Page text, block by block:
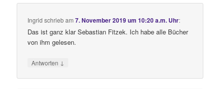
Ingrid schriebam7. November 2019 um 10:20 a.m. Uhr:
Das ist ganz klar Sebastian Fitzek. Ich habe alle Bücher
von ihm gelesen.
Antworten ↓